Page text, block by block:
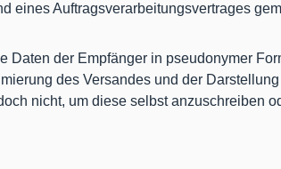
eines Auftragsverarbeitungsvertrages
Daten der Empfänger in pseudonymer
des Versandes und der
nicht, um diese selbst anzuschreiben